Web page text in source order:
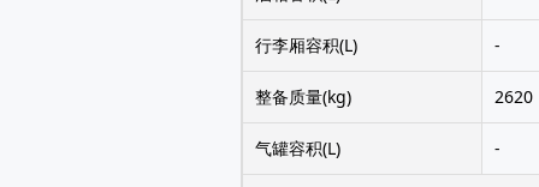
行李厢容积(L) -
整备质量(kg) 2620
气罐容积(L) -